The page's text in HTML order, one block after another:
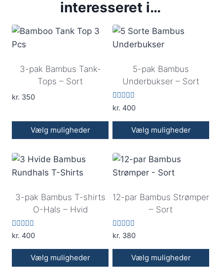
interesseret i…
3-pak Bambus Tank-
Tops – Sort
kr. 350
Vælg muligheder
vare
har
varianter.
Mulighederne
kan
vælges
på
varesiden
5-pak Bambus
Underbukser – Sort
Vurderet
5.00
ud af 5
kr. 400
Vælg muligheder
vare
har
varianter.
Mulighederne
kan
vælges
på
varesiden
3-pak Bambus T-shirts
O-Hals – Hvid
Vurderet
5.00
ud af 5
kr. 400
Vælg muligheder
12-par Bambus Strømper
– Sort
Vurderet
5.00
ud af 5
kr. 380
Vælg muligheder